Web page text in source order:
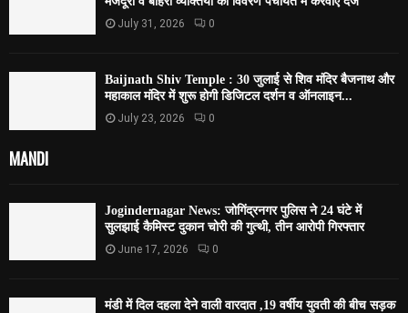
July 31, 2026 0
Baijnath Shiv Temple : 30 जुलाई से शिव मंदिर बैजनाथ और
महाकाल मंदिर में शुरू होगी डिजिटल दर्शन व ऑनलाइन...
July 23, 2026 0
MANDI
Jogindernagar News: जोगिंद्रनगर पुलिस ने 24 घंटे में
सुलझाई कैमिस्ट दुकान चोरी की गुत्थी, तीन आरोपी गिरफ्तार
June 17, 2026 0
मंडी में दिल दहला देने वाली वारदात ,19 वर्षीय युवती की बीच सड़क